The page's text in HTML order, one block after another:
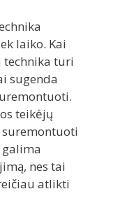
laiko. Kai
technika turi
sugenda
teikėjų
nes tai
atlikti